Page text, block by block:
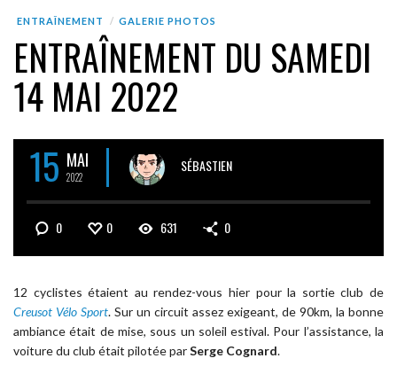
ENTRAÎNEMENT GALERIE PHOTOS
ENTRAÎNEMENT DU SAMEDI
14 MAI 2022
15 MAI
2022
SÉBASTIEN
0 0 631 0
12 cyclistes étaient au rendez-vous hier pour la sortie club de
Creusot Vélo Sport. Sur un circuit assez exigeant, de 90km, la bonne
ambiance était de mise, sous un soleil estival. Pour l’assistance, la
voiture du club était pilotée parSerge Cognard.